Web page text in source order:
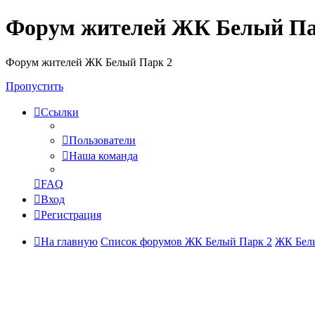
Форум жителей ЖК Белый
Форум жителей ЖК Белый Парк 2
Пропустить
Ссылки
Пользователи
Наша команда
FAQ
Вход
Регистрация
На главную Список форумов ЖК Белый Парк 2 ЖК